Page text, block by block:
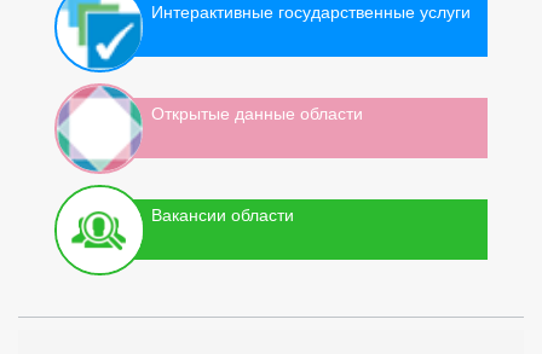
Интерактивные государственные услуги
Открытые данные области
Вакансии области